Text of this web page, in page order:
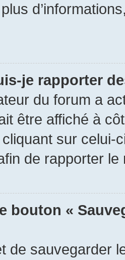
je rapporter
du forum a
être affiché à
sur
de rapporter le
bouton «
de sauvegarder